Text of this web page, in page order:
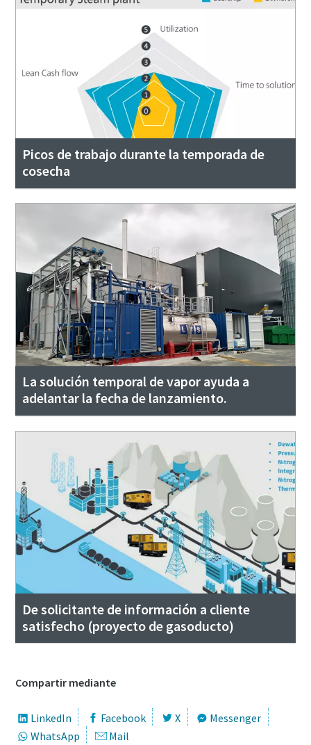
Picos de trabajo durante la temporada de
cosecha
La solución temporal de vapor ayuda a
adelantar la fecha de lanzamiento.
De solicitante de información a cliente
satisfecho (proyecto de gasoducto)
Compartir mediante
LinkedIn Facebook X
Messenger
WhatsApp
Mail